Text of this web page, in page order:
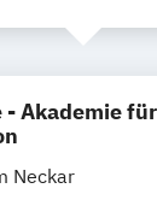
- Akademie
Neckar